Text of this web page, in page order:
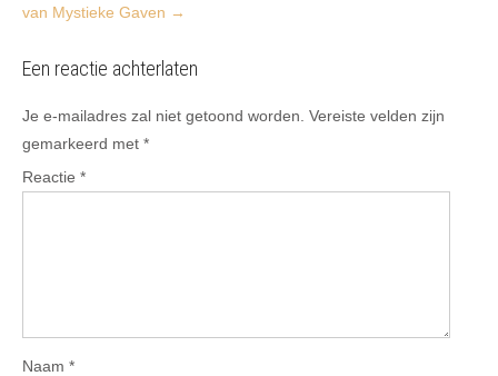
van Mystieke Gaven →
Een reactie achterlaten
Je e-mailadres zal niet getoond worden. Vereiste velden zijn
gemarkeerd met *
Reactie *
Naam *